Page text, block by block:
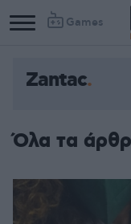
Games
Zantac
Όλα τα